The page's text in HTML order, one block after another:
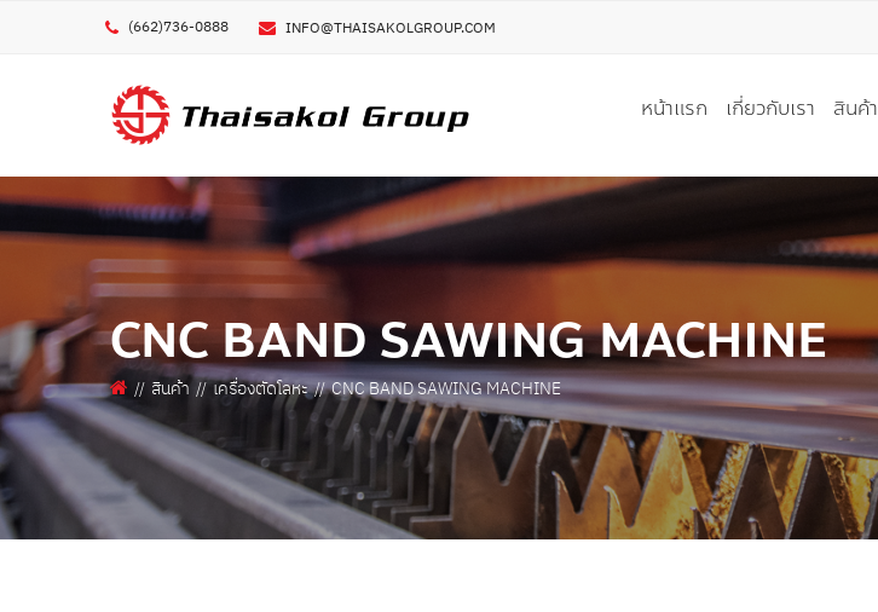
(662)736-0888 INFO@THAISAKOLGROUP.COM
หน้าแรก เกี่ยวกับเรา สินค้า
เครื่องพิมพ์โลหะ 3 มิติ
เครื่งพิมพ์ POLYMER/ELASTOMER 3 มิติ
เครื่องพิมพ์ คอมโพสิท 3 มิติ
เครื่องพิมพ์ 3 มิติ อื่นๆ
เครื่องมือตัด
ใบมีดอุตสาหกรรม
ใบเลื่อยสายพาน
เครื่องมือตัด PCD
เครื่องมือตัด อื่นๆ
เบอร์ติดต่อกลับ * :
อีเมล * :
CNC BAND SAWING MACHINE
สินค้า เครื่องตัดโลหะ CNC BAND SAWING MACHINE